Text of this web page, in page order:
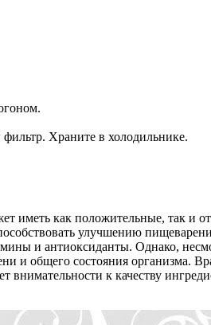
Храните в холодильнике.
иметь как положительные, так и
улучшению
и антиоксиданты. Однако,
и общего состояния организма.
внимательности к качеству